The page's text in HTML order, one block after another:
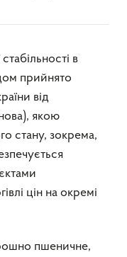
прийнято
від
якою
стану, зокрема,
цін на окремі
пшеничне,